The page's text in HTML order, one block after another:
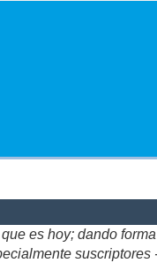
es hoy; dando